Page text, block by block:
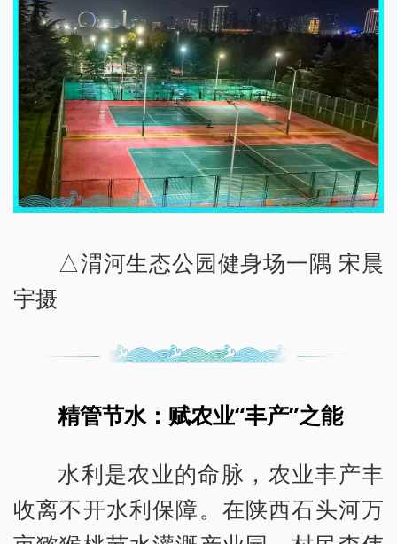
△渭河生态公园健身场一隅 宋晨
宇摄
精管节水：赋农业“丰产”之能
水利是农业的命脉，农业丰产丰
收离不开水利保障。在陕西石头河万